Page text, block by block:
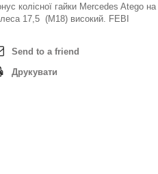
колісної гайки Mercedes Atego на
17,5 (M18) високий. FEBI
Send to a friend
Друкувати